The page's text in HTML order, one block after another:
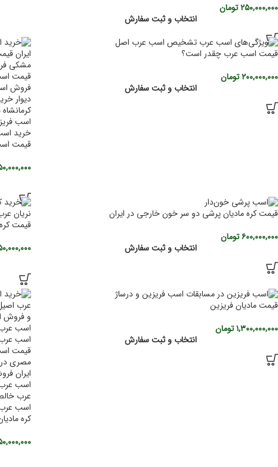
۲۵۰,۰۰۰,۰۰۰تومان
انتخاب و ثبت سفارش
قیمت اسب عرب چقدر است؟
۲۰۰,۰۰۰,۰۰۰تومان
انتخاب و ثبت سفارش
قیمت
قیمت کره مادیان پرشی دو سر خون خارجی در ایران
۶۰۰,۰۰۰,۰۰۰تومان
انتخاب و ثبت سفارش
قیمت
قیمت مادیان فریزین
۱,۳۰۰,۰۰۰,۰۰۰تومان
انتخاب و ثبت سفارش
کره